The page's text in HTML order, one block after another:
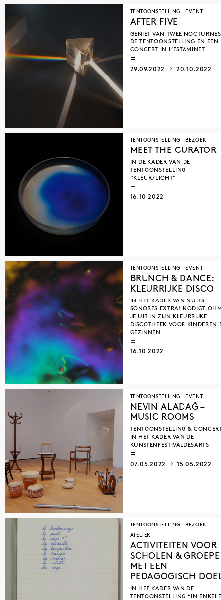
TENTOONSTELLING EVENT
AFTER FIVE
GENIET VAN TWEE
DE TENTOONSTELLING EN EEN
CONCERT IN L’ESTAMINET.
29.09.2022 20.10.2022
TENTOONSTELLING BEZOEK
MEET THE CURATOR
IN DE KADER VAN DE
TENTOONSTELLING
“KLEUR/LICHT”
16.10.2022
TENTOONSTELLING EVENT
BRUNCH & DANCE:
KLEURRIJKE DISCO
IN HET KADER VAN NUITS
SONORES EXTRA! NODIGT
JE UIT IN ZIJN KLEURRIJKE
DISCOTHEEK VOOR KINDEREN
GEZINNEN
16.10.2022
TENTOONSTELLING EVENT
NEVIN ALADAĞ –
MUSIC ROOMS
TENTOONSTELLING &
IN HET KADER VAN DE
KUNSTENFESTIVALDESARTS
07.05.2022 15.05.2022
TENTOONSTELLING
BEZOEK
ATELIER
ACTIVITEITEN VOOR
SCHOLEN &
MET EEN
PEDAGOGISCH
IN HET KADER VAN DE
TENTOONSTELLING “IN ENKELE